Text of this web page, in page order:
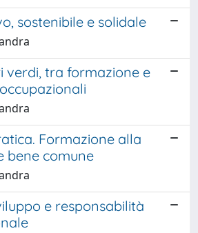
sostenibile e solidale
verdi, tra formazione e
Formazione alla
bene comune
e responsabilità